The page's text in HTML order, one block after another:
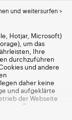
und weitersurfen >
Hotjar, Microsoft)
um das
Ihre
durchzuführen
und andere
daher keine
und aufgeklärte
der Webseite
einen Zeitraum von
widerrufen, indem